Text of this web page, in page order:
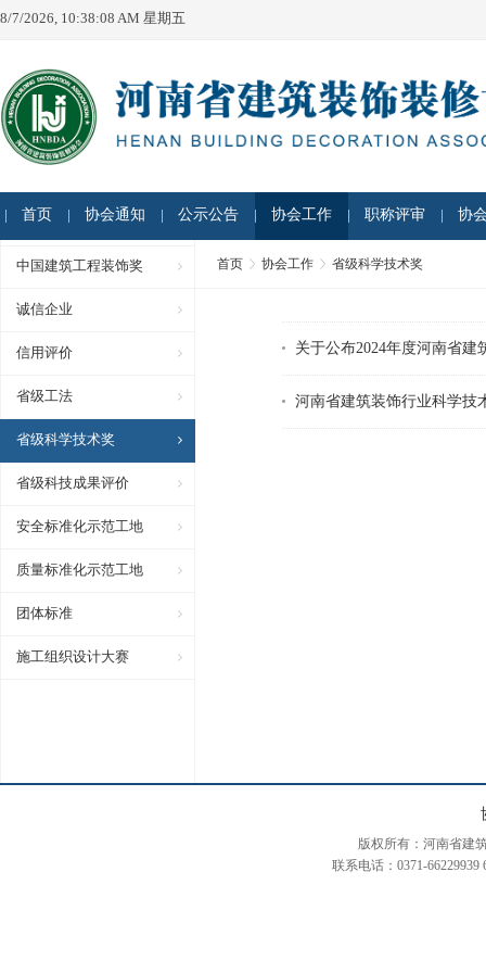
8/7/2026, 10:38:08 AM 星期五
首页 协会通知 公示公告 协会工作 职称评审 协
中国建筑工程装饰奖
诚信企业
信用评价
省级工法
省级科学技术奖
省级科技成果评价
安全标准化示范工地
质量标准化示范工地
团体标准
施工组织设计大赛
首页 协会工作 省级科学技术奖
关于公布2024年度河南省
河南省建筑装饰行业科学技
版权所有：河南省建
联系电话：0371-